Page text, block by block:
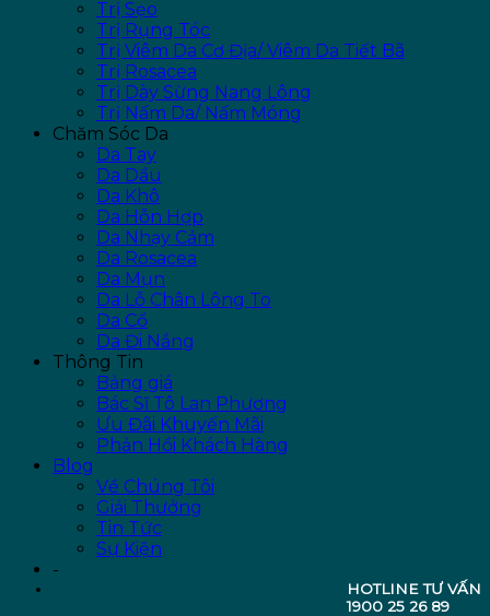
Trị Sẹo
Trị Rụng Tóc
Trị Viêm Da Cơ Địa/ Viêm Da Tiết Bã
Trị Rosacea
Trị Dày Sừng Nang Lông
Trị Nấm Da/ Nấm Móng
Chăm Sóc Da
Da Tay
Da Dầu
Da Khô
Da Hỗn Hợp
Da Nhạy Cảm
Da Rosacea
Da Mụn
Da Lỗ Chân Lông To
Da Cổ
Da Đi Nắng
Thông Tin
Bảng giá
Bác Sĩ Tô Lan Phương
Ưu Đãi Khuyến Mãi
Phản Hồi Khách Hàng
Blog
Về Chúng Tôi
Giải Thưởng
Tin Tức
Sự Kiện
-
HOTLINE TƯ VẤN
1900 25 26 89